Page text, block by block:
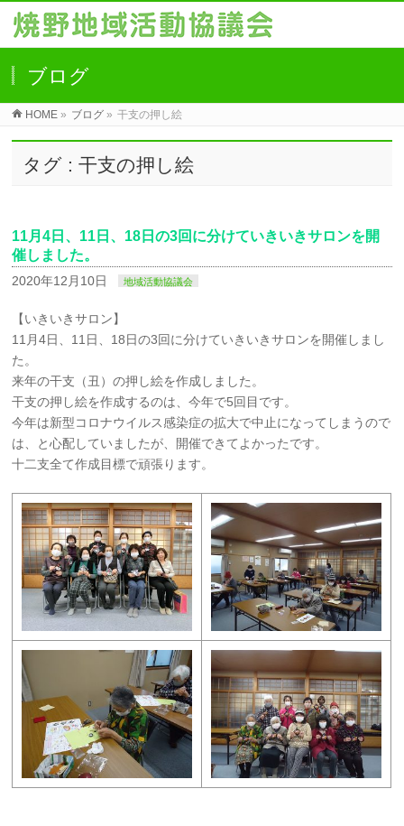
ブログ
HOME » ブログ » 干支の押し絵
タグ : 干支の押し絵
11月4日、11日、18日の3回に分けていきいきサロンを開
催しました。
2020年12月10日 地域活動協議会
【いきいきサロン】
11月4日、11日、18日の3回に分けていきいきサロンを開催しまし
た。
来年の干支（丑）の押し絵を作成しました。
干支の押し絵を作成するのは、今年で5回目です。
今年は新型コロナウイルス感染症の拡大で中止になってしまうので
は、と心配していましたが、開催できてよかったです。
十二支全て作成目標で頑張ります。